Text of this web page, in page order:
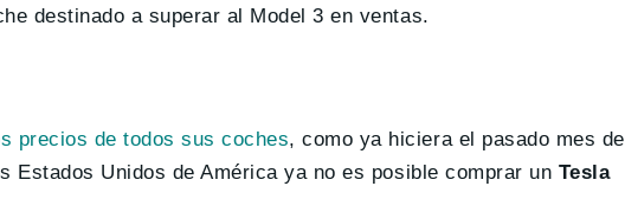
destinado a superar al Model 3 en ventas.
precios de todos sus coches, como ya hiciera el pasado mes de
Unidos de América ya no es posible comprar un Tesla